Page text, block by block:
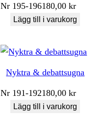
Nr 195-196180,00kr
Lägg till i varukorg
Nyktra & debattsugna
Nr 191-192180,00kr
Lägg till i varukorg